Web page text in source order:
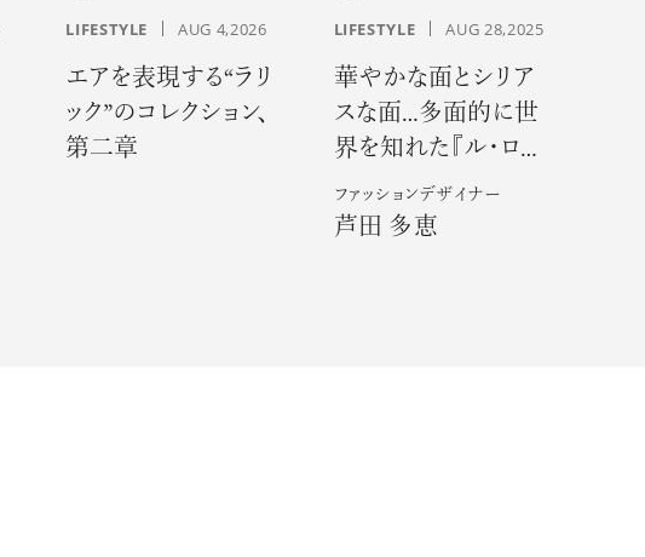
LIFESTYLE AUG 4,2026
エアを表現する“ラリ
ック”のコレクション、
第二章
LIFESTYLE AUG 28,2025
華やかな面とシリア
スな面…多面的に世
界を知れた『ル・ロ
ゼ』での３年間―
ファッションデザイナー
芦田 多恵